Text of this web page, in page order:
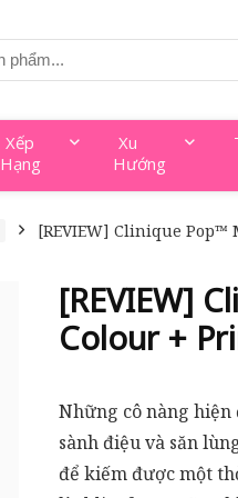
Xếp
Hạng
Xu
Hướng
[REVIEW] Clinique Pop™
[REVIEW]
Colour +
Những cô nàng
sành điệu và săn
để kiếm được một